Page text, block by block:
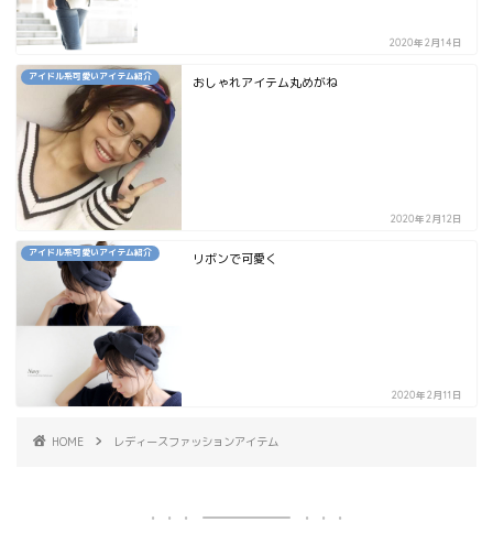
2020年2月14日
アイドル系可愛いアイテム紹介 おしゃれアイテム丸めがね
2020年2月12日
アイドル系可愛いアイテム紹介 リボンで可愛く
2020年2月11日
HOME レディースファッションアイテム